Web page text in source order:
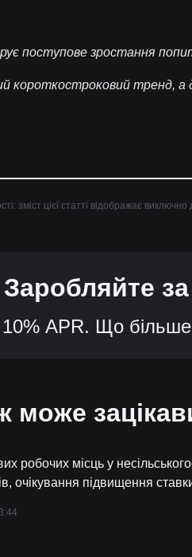
поступове зростання
короткостроковий тренд, а
зміст цієї статті відображає
за
APR. Що більше
може
робочих місць у
очікування підвищення